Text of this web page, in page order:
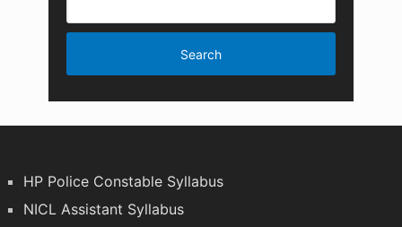
HP Police Constable Syllabus
NICL Assistant Syllabus